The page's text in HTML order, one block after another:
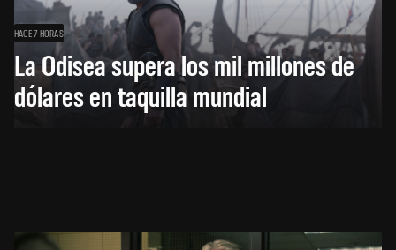
HACE 7 HORAS
La Odisea supera los mil millones de
dólares en taquilla mundial